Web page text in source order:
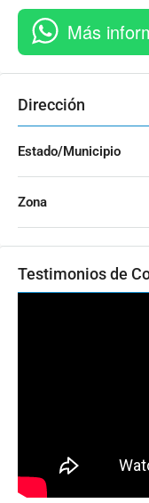
Más
Dirección
Estado/Municipio
Zona
Testimonios de